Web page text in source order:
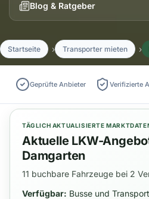
Blog & Ratgeber
Startseite Transporter mieten
Geprüfte Anbieter Verifizierte
TÄGLICH AKTUALISIERTE
Aktuelle LKW-
Damgarten
11 buchbare Fahrzeuge bei 2
Verfügbar: Busse und